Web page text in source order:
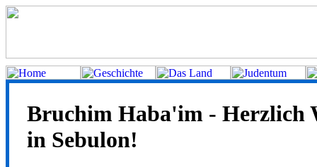
Bruchim Haba'im - Herzlich
in Sebulon!